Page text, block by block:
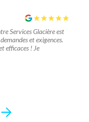
Services Glacière est
et exigences.
efficaces ! Je